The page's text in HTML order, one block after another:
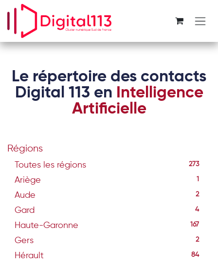
Se rendre au contenu
Le répertoire des contacts
Digital 113 en Intelligence
Artificielle
Régions
Toutes les régions 273
Ariège 1
Aude 2
Gard 4
Haute-Garonne 167
Gers 2
Hérault 84